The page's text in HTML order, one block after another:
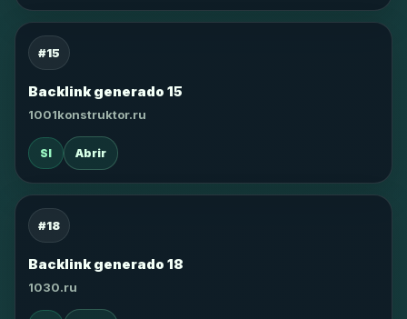
#15
Backlink generado 15
1001konstruktor.ru
SI Abrir
#18
Backlink generado 18
1030.ru